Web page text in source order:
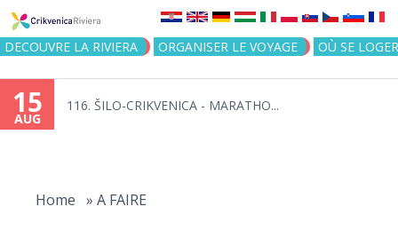
Jump to navigation
DECOUVRE LA RIVIERA ORGANISER LE VOYAGE OÙ SE LOGER
15
AUG
116. ŠILO-CRIKVENICA - MARATHO...
Home » A FAIRE